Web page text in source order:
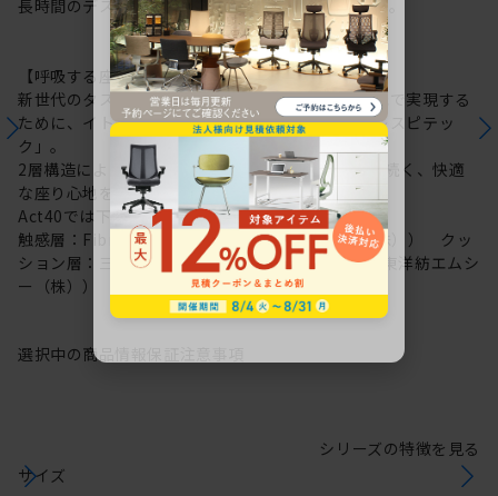
長時間のデスクワークもここちよさを保ち続けます。
【呼吸する座面：レスピテック】
新世代のタスクチェアに求められる性能を高い次元で実現する
ために、イトーキが新たに開発した高機能素材「レスピテッ
ク」。
2層構造により“呼吸する座面”を可能にし、ずっと続く、快適
な座り心地を実現しました。
Act40では下記素材を採用しています。
触感層：Fibre cushion VL（帝人フロンティア（株）） クッ
ション層：三次元網状繊維構造体ブレスエアー®（東洋紡エムシ
ー（株））
選択中の商品情報
サイズ
シリーズの特徴を見る